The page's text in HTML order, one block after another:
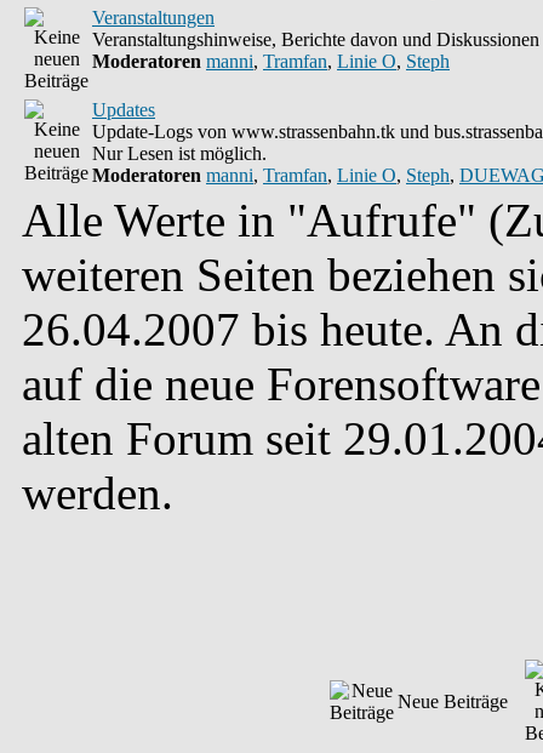
Veranstaltungen
Veranstaltungshinweise, Berichte davon und Diskussionen
Moderatoren manni, Tramfan, Linie O, Steph
Updates
Update-Logs von www.strassenbahn.tk und
Nur Lesen ist möglich.
Moderatoren manni, Tramfan, Linie O, Steph,
Alle Werte in "Aufrufe"
weiteren Seiten beziehen
26.04.2007 bis heute. An
auf die neue
alten Forum seit
werden.
Neue Beiträge